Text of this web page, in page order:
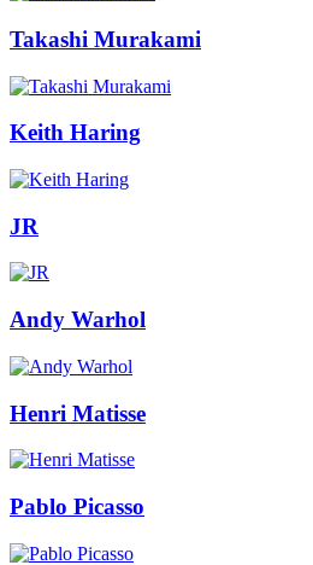
Takashi Murakami
Keith Haring
JR
Andy Warhol
Henri Matisse
Pablo Picasso